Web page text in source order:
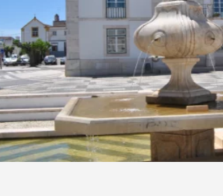
Termo de Pesquisa
Categorias gerais